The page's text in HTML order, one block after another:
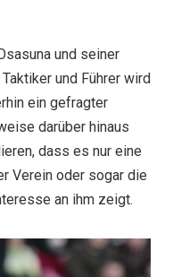
und seiner
und Führer wird
ein gefragter
darüber hinaus
dass es nur eine
Verein oder sogar die
an ihm zeigt.